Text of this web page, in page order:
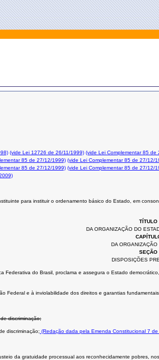
(vide Lei 12726 de 26/11/1999) (vide Lei Complementar 85 de
85 de 27/12/1999) (vide Lei Complementar 85 de 27/12/
85 de 27/12/1999) (vide Lei Complementar 85 de 27/12/
para instituir o ordenamento básico do Estado, em
TÍTULO
DA ORGANIZAÇÃO DO
DA ORGANIZAÇÃO
SEÇÃO
DISPOSIÇÕES
Federativa do Brasil, proclama e assegura o Estado
Federal e à inviolabilidade dos direitos e garantias
discriminação;
discriminação; (Redação dada pela Emenda Constitucional 7
da gratuidade processual aos reconhecidamente pobres,